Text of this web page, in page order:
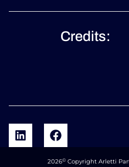
Credits:
2026© Copyright Arletti